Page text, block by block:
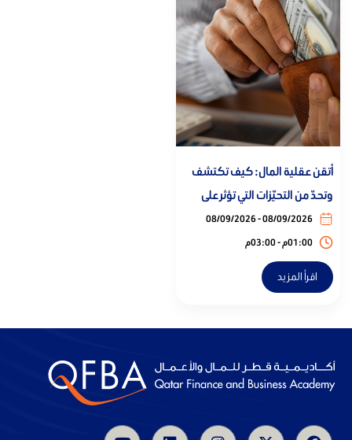
إدارة المحافظ الاستثمارية
المعايير الأخلاقية والمهنية
أتقن عقلية المال: كيف تكتشف
وتحدّ من التحيّزات التي تؤثر على
عوائدك الاستثمارية
08/09/2026 - 08/09/2026
01:00م - 03:00م
اقرأ المزيد